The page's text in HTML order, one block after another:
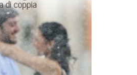
AL CARRELLO